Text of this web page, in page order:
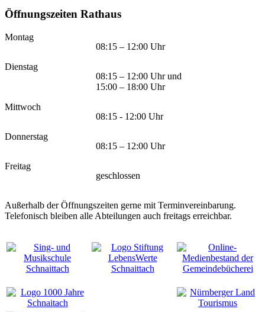
Öffnungszeiten Rathaus
Montag
08:15 – 12:00 Uhr
Dienstag
08:15 – 12:00 Uhr und
15:00 – 18:00 Uhr
Mittwoch
08:15 - 12:00 Uhr
Donnerstag
08:15 – 12:00 Uhr
Freitag
geschlossen
Außerhalb der Öffnungszeiten gerne mit Terminvereinbarung.
Telefonisch bleiben alle Abteilungen auch freitags erreichbar.